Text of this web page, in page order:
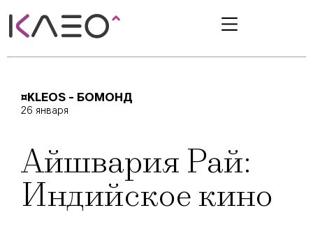
¤KLEOS - БОМОНД
26 января
Айшвария Рай:
Индийское кино